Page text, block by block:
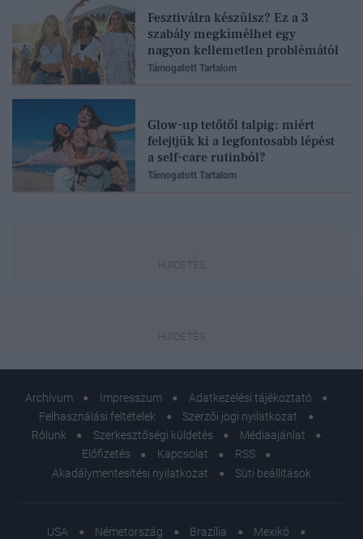
Fesztiválra készülsz? Ez a 3
szabály megkímélhet egy
nagyon kellemetlen problémától
Támogatott Tartalom
Glow-up tetőtől talpig: miért
felejtjük ki a legfontosabb lépést
a self-care rutinból?
Támogatott Tartalom
Archívum Impresszum
Adatkezelési tájékoztató
Felhasználási feltételek
Szerzői jogi nyilatkozat
Rólunk
Szerkesztőségi küldetés
Médiaajánlat
Előfizetés
Kapcsolat
RSS
Akadálymentesítési nyilatkozat
Süti beállítások
USA Németország Brazília
Mexikó